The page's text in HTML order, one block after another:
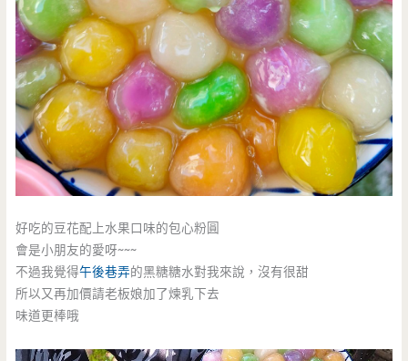
好吃的豆花配上水果口味的包心粉圓
會是小朋友的愛呀~~~
不過我覺得午後巷弄的黑糖糖水對我來說，沒有很甜
所以又再加價請老板娘加了煉乳下去
味道更棒哦